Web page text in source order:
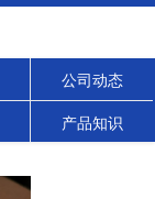
公司动态
产品知识